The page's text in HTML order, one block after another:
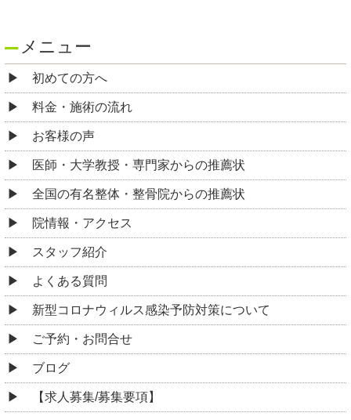
メニュー
初めての方へ
料金・施術の流れ
お客様の声
医師・大学教授・専門家からの推薦状
全国の有名整体・整骨院からの推薦状
院情報・アクセス
スタッフ紹介
よくある質問
新型コロナウィルス感染予防対策について
ご予約・お問合せ
ブログ
【求人募集/募集要項】